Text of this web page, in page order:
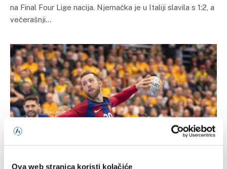
Ova web stranica koristi kolačiće
na Final Four Lige nacija. Njemačka je u Italiji slavila s 1:2, a
večerašnji…